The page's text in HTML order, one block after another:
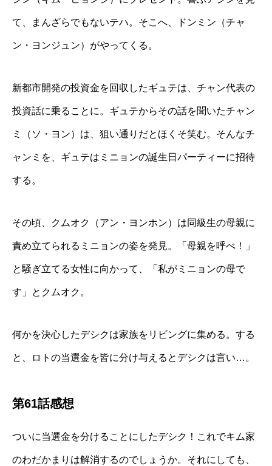
て、まんざらでもないテハ。そこへ、ドンミン（チャ
ン・ヨンジュン）がやってくる。
新都市開発の投資金を回収したギュテは、チャン代表の
投資話に乗ることに。ギュテからその話を聞いたチャン
ミ（ソ・ヨン）は、狙い通りだとほくそ笑む。そんなチ
ャンミを、ギュテはミニョンの誕生日パーティーに招待
する。
その頃、クムオク（アン・ヨンホン）は同級生の母親に
責め立てられるミニョンの姿を発見。「母親を呼べ！」
と騒ぎ立てる女性に向かって、「私がミニョンの母で
す」とクムオク。
何かを決心したデシクは家族をリビングに集める。する
と、ロトの当選金を皆に分け与えるとデシクは言い…。
第61話感想
ついに当選金を分けることにしたデシク！これでキム家
のわだかまりは解消するのでしょうか。それにしても、